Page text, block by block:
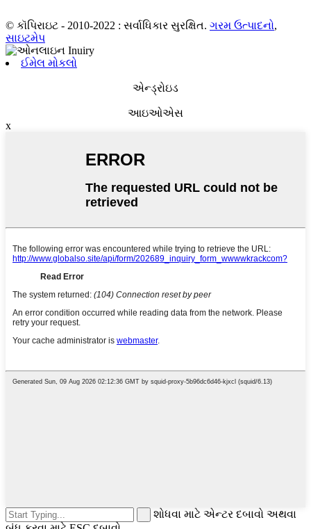
© કૉપિરાઇટ - 2010-2022 : સર્વાધિકાર સુરક્ષિત. ગરમ ઉત્પાદનો,
સાઇટમેપ
ઈમેલ મોકલો
એન્ડ્રોઇડ
આઇઓએસ
x
શોધવા માટે એન્ટર દબાવો અથવા